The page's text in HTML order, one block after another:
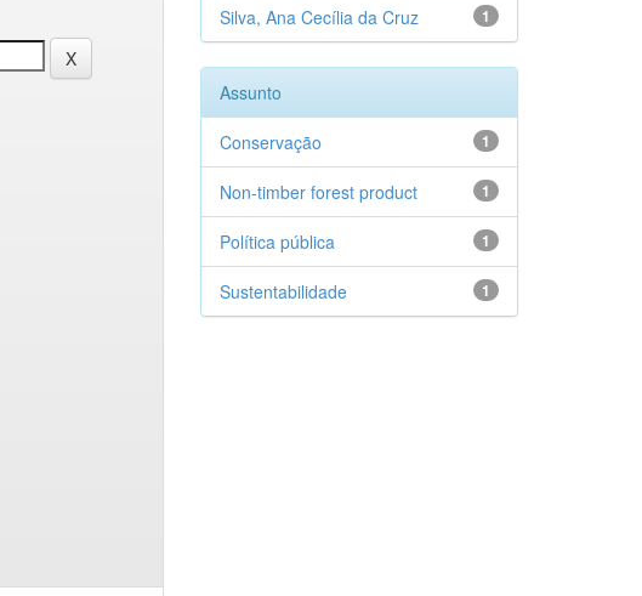
1
Silva, Ana Cecília da Cruz
Assunto
1
Conservação
1
Non-timber forest product
1
Política pública
1
Sustentabilidade